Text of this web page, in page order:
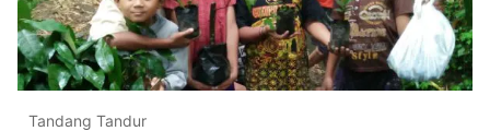
Tandang Tandur